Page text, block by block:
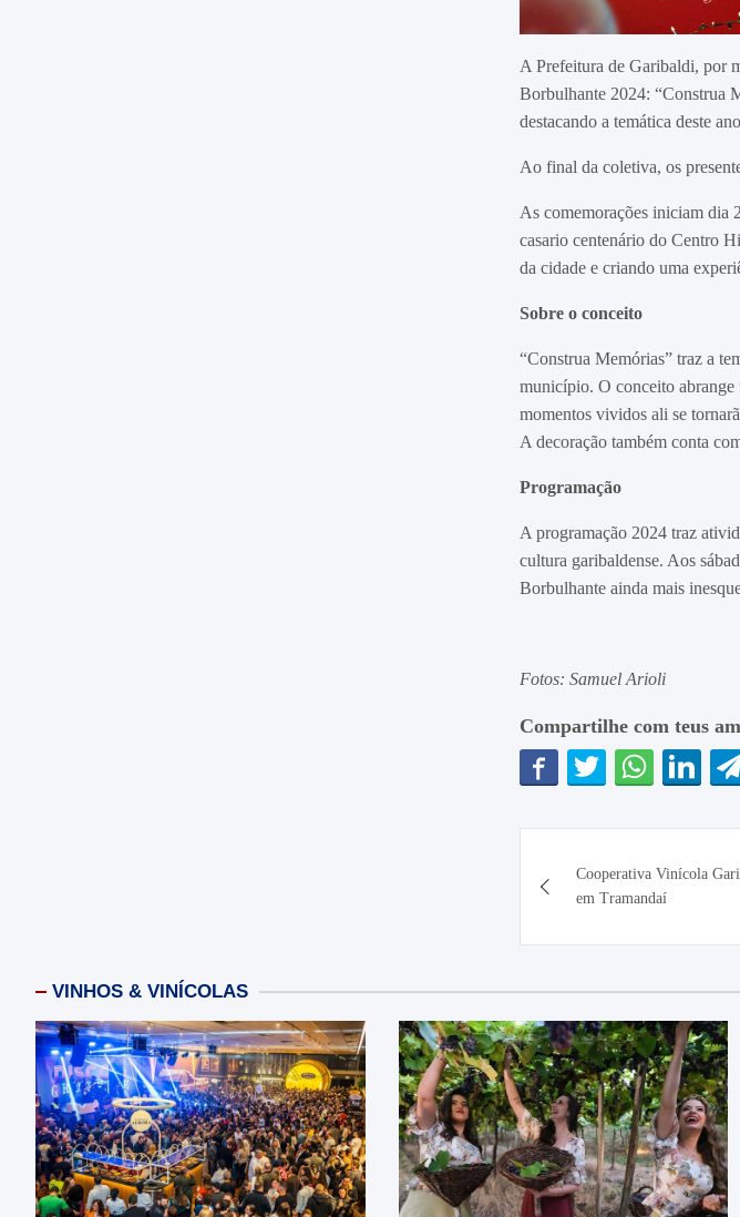
A Prefeitura de Garibaldi, por
Borbulhante 2024: “Construa
destacando a temática deste
Ao final da coletiva, os
As comemorações iniciam dia
casario centenário do Centro
da cidade e criando uma
Sobre o conceito
“Construa Memórias” traz a
município. O conceito abrange
momentos vividos ali se
A decoração também conta
Programação
A programação 2024 traz
cultura garibaldense. Aos
Borbulhante ainda mais
Fotos: Samuel Arioli
Compartilhe com teus
de
Post
Cooperativa Vinícola
em Tramandaí
VINHOS & VINÍCOLAS